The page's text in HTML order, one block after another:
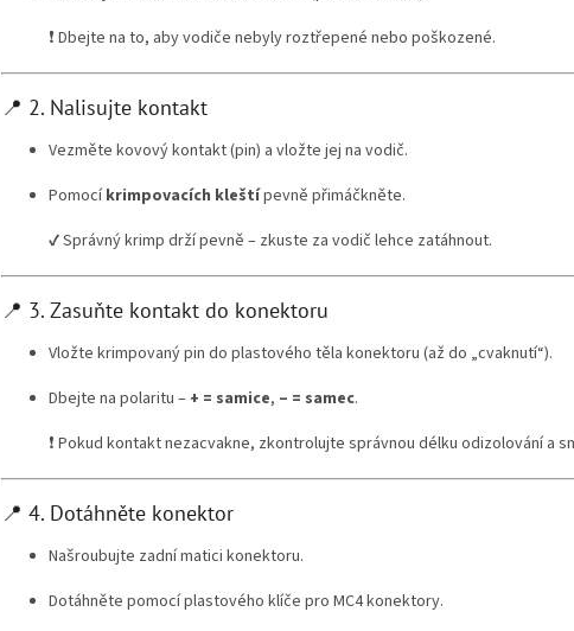
❗ Dbejte na to, aby vodiče nebyly roztřepené nebo poškozené.
📍 2. Nalisujte kontakt
Vezměte kovový kontakt (pin) a vložte jej na vodič.
Pomocíkrimpovacích kleštípevně přimáčkněte.
✔️ Správný krimp drží pevně – zkuste za vodič lehce zatáhnout.
📍 3. Zasuňte kontakt do konektoru
Vložte krimpovaný pin do plastového těla konektoru (až do „cvaknutí“).
Dbejte na polaritu – + = samice, – = samec.
❗ Pokud kontakt nezacvakne, zkontrolujte správnou délku odizolování a
📍 4. Dotáhněte konektor
Našroubujte zadní matici konektoru.
Dotáhněte pomocí plastového klíče pro MC4 konektory.